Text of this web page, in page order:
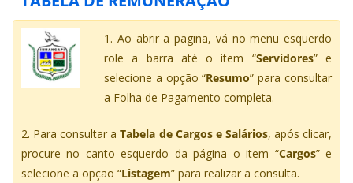
1. Ao abrir a pagina, vá no menu esquerdo
role a barra até o item “Servidores” e
selecione a opção “Resumo” para consultar
a Folha de Pagamento completa.
2. Para consultar a Tabela de Cargos e Salários, após clicar,
procure no canto esquerdo da página o item “Cargos” e
selecione a opção “Listagem” para realizar a consulta.